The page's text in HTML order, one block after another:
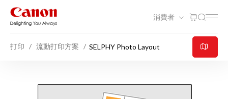
消費者
打印 流動打印方案 SELPHY Photo Layout